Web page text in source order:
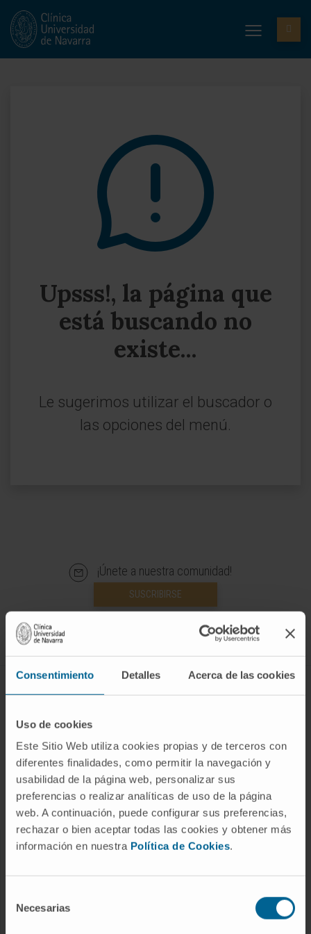
Consentimiento Detalles Acerca de las cookies
Uso de cookies
Este Sitio Web utiliza cookies propias y de terceros con
diferentes finalidades, como permitir la navegación y
usabilidad de la página web, personalizar sus
preferencias o realizar analíticas de uso de la página
web. A continuación, puede configurar sus preferencias,
rechazar o bien aceptar todas las cookies y obtener más
información en nuestra Política de Cookies.
Necesarias
Upsss!, la página que
está buscando no
existe...
Le sugerimos utilizar el buscador o
las opciones del menú.
¡Únete a nuestra comunidad!
SUSCRIBIRSE
ENFERMEDADES Y TRATAMIENTOS
Enfermedades
Pruebas diagnósticas
Tratamientos
Cuidados en casa
Chequeos y salud
Conozca a los profesionales